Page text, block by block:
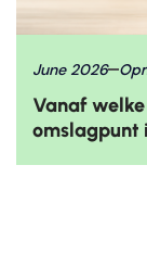
June 2026
Vanaf
omslagpunt